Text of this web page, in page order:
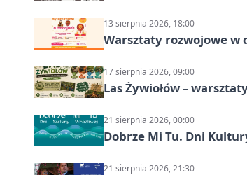
13 sierpnia 2026, 18:00
Warsztaty rozwojowe w
17 sierpnia 2026, 09:00
Las Żywiołów –
21 sierpnia 2026, 00:00
Dobrze Mi Tu. Dni
21 sierpnia 2026, 21:30